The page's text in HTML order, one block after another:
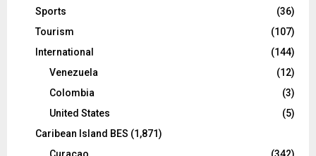
Sports
(36)
Tourism
(107)
International
(144)
Venezuela
(12)
Colombia
(3)
United States
(5)
Caribean Island BES (1,871)